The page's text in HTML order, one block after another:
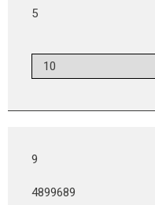
5
9
4899689